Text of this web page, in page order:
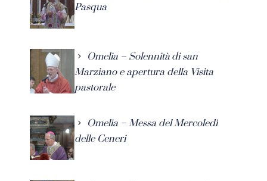
Pasqua
Omelia – Solennità di san
Marziano e apertura della Visita
pastorale
Omelia – Messa del Mercoledì
delle Ceneri